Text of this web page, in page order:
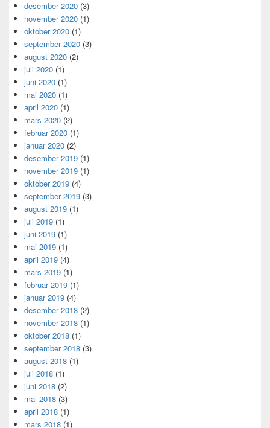
desember 2020 (3)
november 2020 (1)
oktober 2020 (1)
september 2020 (3)
august 2020 (2)
juli 2020 (1)
juni 2020 (1)
mai 2020 (1)
april 2020 (1)
mars 2020 (2)
februar 2020 (1)
januar 2020 (2)
desember 2019 (1)
november 2019 (1)
oktober 2019 (4)
september 2019 (3)
august 2019 (1)
juli 2019 (1)
juni 2019 (1)
mai 2019 (1)
april 2019 (4)
mars 2019 (1)
februar 2019 (1)
januar 2019 (4)
desember 2018 (2)
november 2018 (1)
oktober 2018 (1)
september 2018 (3)
august 2018 (1)
juli 2018 (1)
juni 2018 (2)
mai 2018 (3)
april 2018 (1)
mars 2018 (1)